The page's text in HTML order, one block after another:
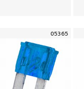
05365